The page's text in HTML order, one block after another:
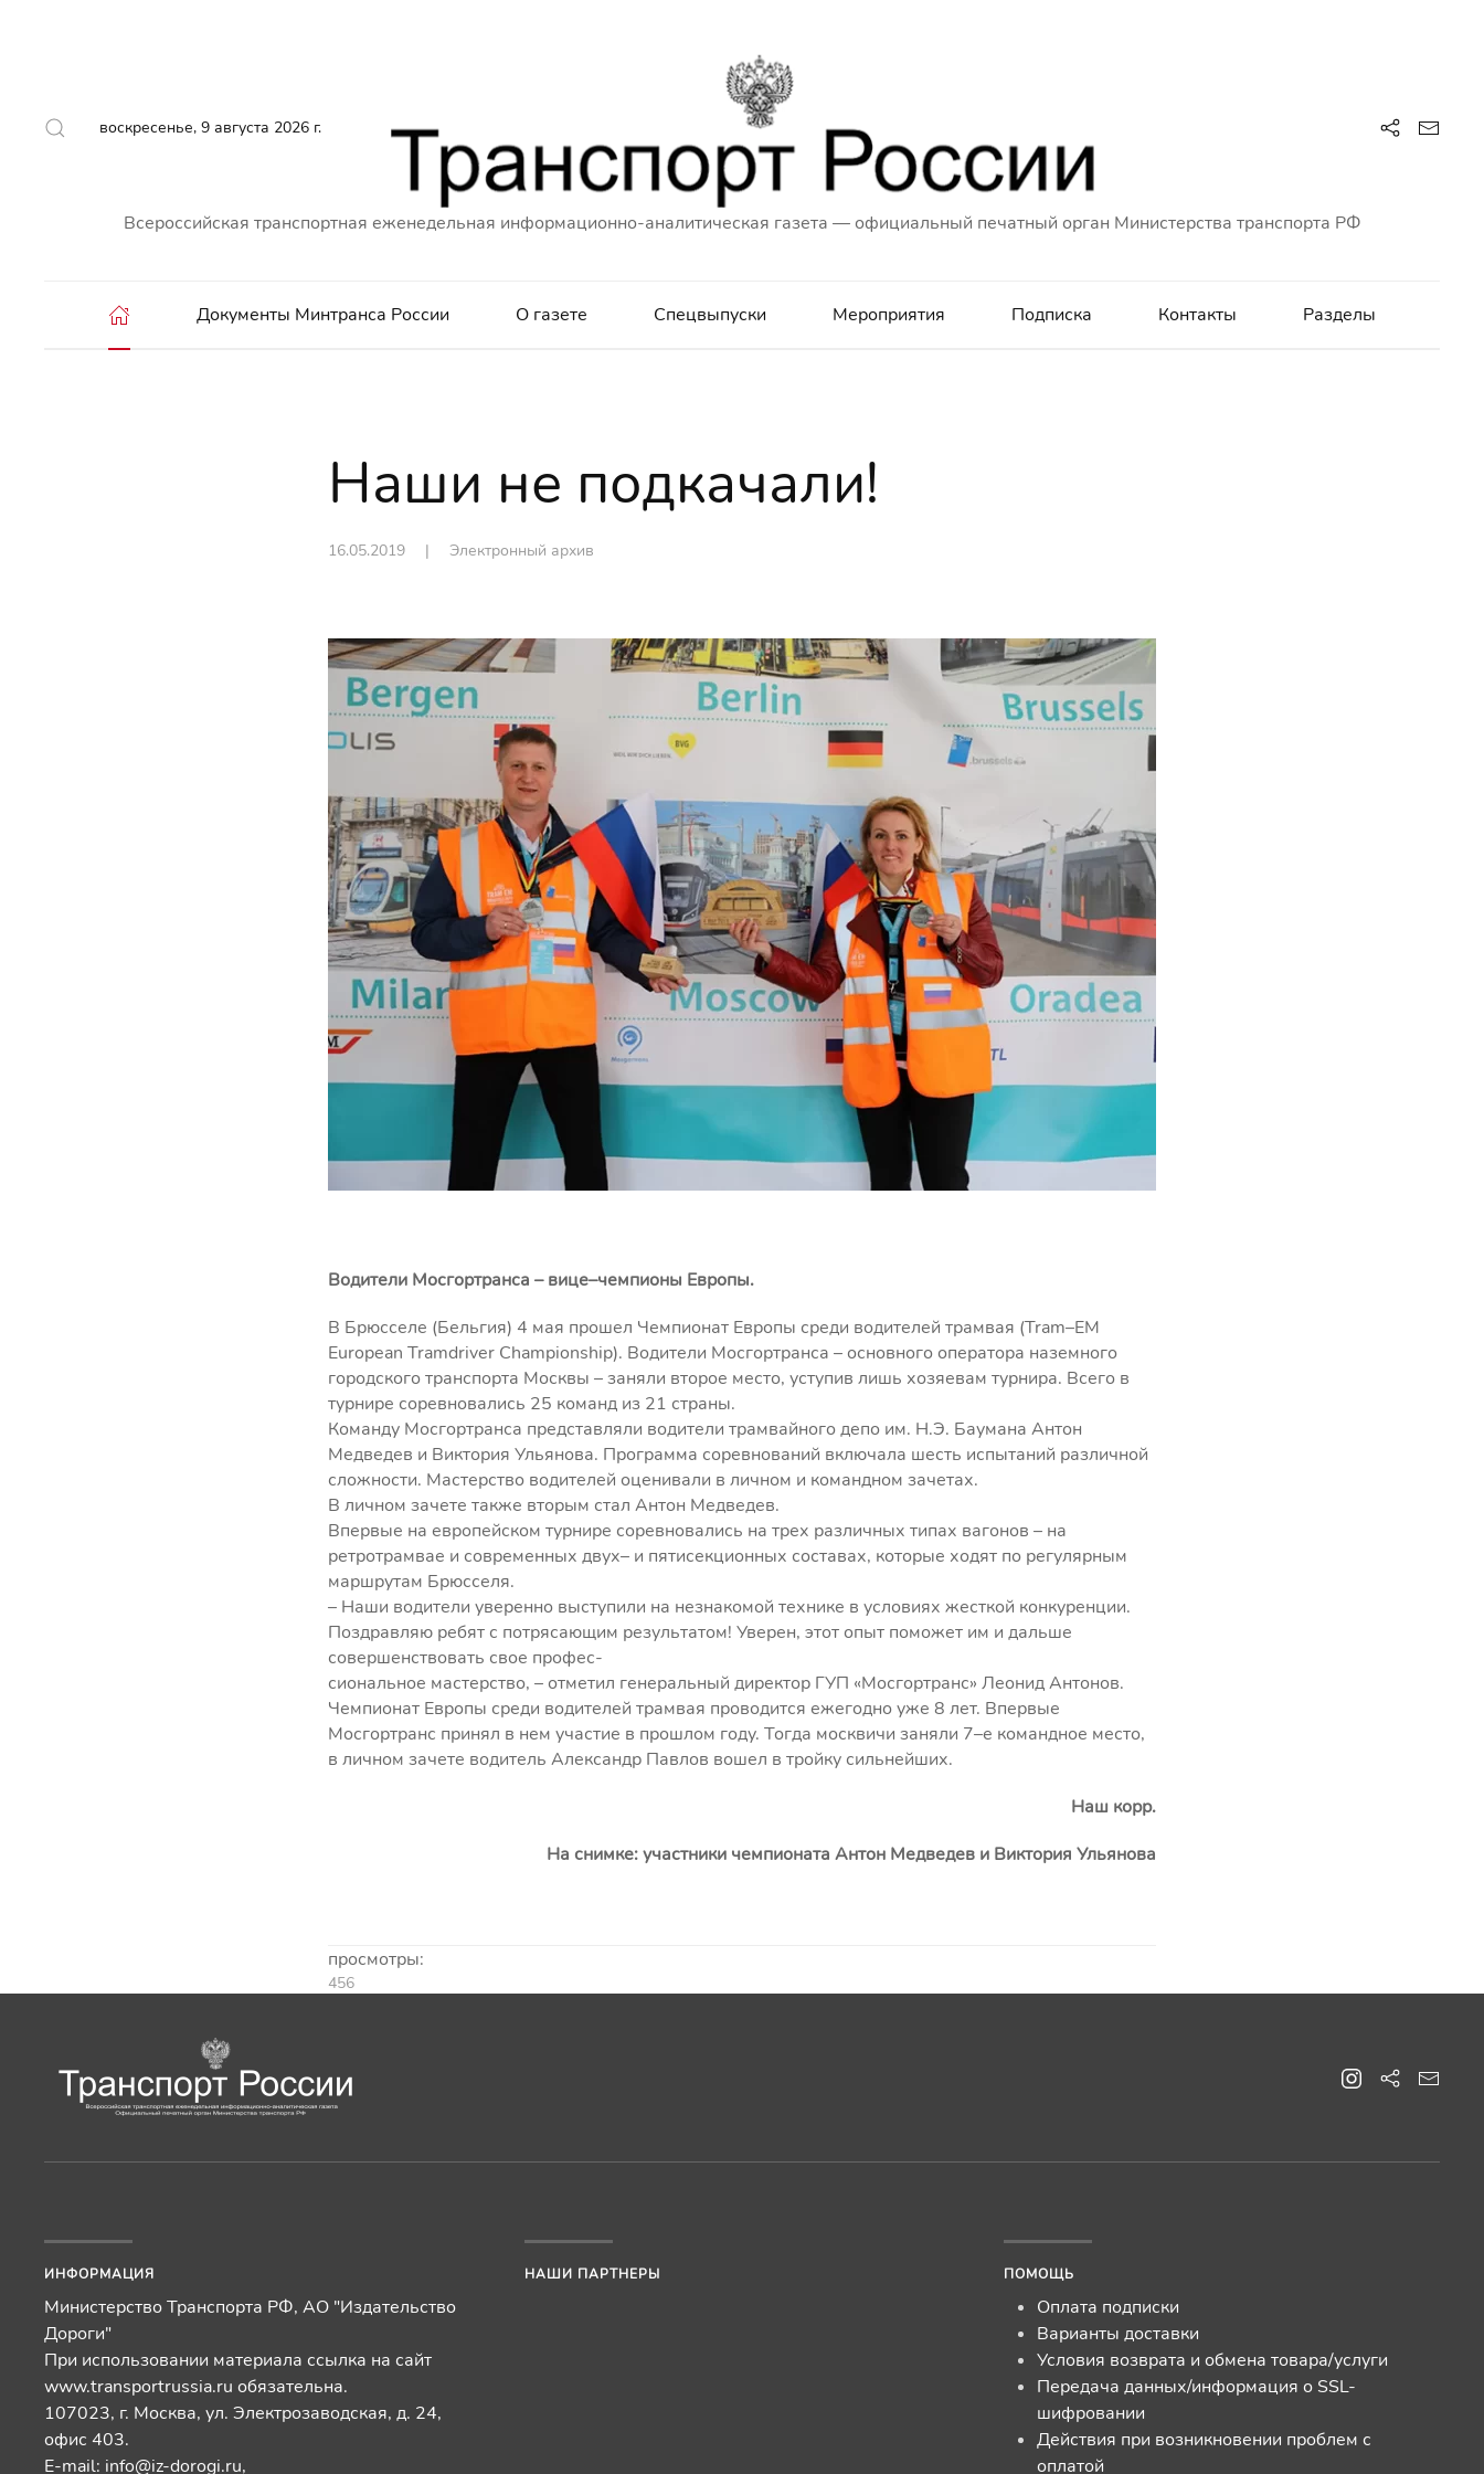
воскресенье, 9 августа 2026 г.
Всероссийская транспортная еженедельная информационно-аналитическая газета — официальный печатный орган Министерства транспорта РФ
Документы Минтранса России О газете Спецвыпуски Мероприятия Подписка Контакты Разделы
Наши не подкачали!
16.05.2019 | Электронный архив
Водители Мосгортранса – вице–чемпионы Европы.
В Брюсселе (Бельгия) 4 мая прошел Чемпионат Европы среди водителей трамвая (Tram–EM
European Tramdriver Championship). Водители Мосгортранса – основного оператора наземного
городского транспорта Москвы – заняли второе место, уступив лишь хозяевам турнира. Всего в
турнире соревновались 25 команд из 21 страны.
Команду Мосгортранса представляли водители трамвайного депо им. Н.Э. Баумана Антон
Медведев и Виктория Ульянова. Программа соревнований включала шесть испытаний различной
сложности. Мастерство водителей оценивали в личном и командном зачетах.
В личном зачете также вторым стал Антон Медведев.
Впервые на европейском турнире соревновались на трех различных типах вагонов – на
ретротрамвае и современных двух– и пятисекционных составах, которые ходят по регулярным
маршрутам Брюсселя.
– Наши водители уверенно выступили на незнакомой технике в условиях жесткой конкуренции.
Поздравляю ребят с потрясающим результатом! Уверен, этот опыт поможет им и дальше
совершенствовать свое профес-
сиональное мастерство, – отметил генеральный директор ГУП «Мосгортранс» Леонид Антонов.
Чемпионат Европы среди водителей трамвая проводится ежегодно уже 8 лет. Впервые
Мосгортранс принял в нем участие в прошлом году. Тогда москвичи заняли 7–е командное место,
в личном зачете водитель Александр Павлов вошел в тройку сильнейших.
Наш корр.
На снимке: участники чемпионата Антон Медведев и Виктория Ульянова
просмотры:
456
ИНФОРМАЦИЯ
Министерство Транспорта РФ, АО "Издательство
Дороги"
При использовании материала ссылка на сайт
www.transportrussia.ru обязательна.
107023, г. Москва, ул. Электрозаводская, д. 24,
офис 403.
E-mail: info@iz-dorogi.ru,
НАШИ ПАРТНЕРЫ ПОМОЩЬ
Оплата подписки
Варианты доставки
Условия возврата и обмена товара/услуги
Передача данных/информация о SSL-
шифровании
Действия при возникновении проблем с
оплатой